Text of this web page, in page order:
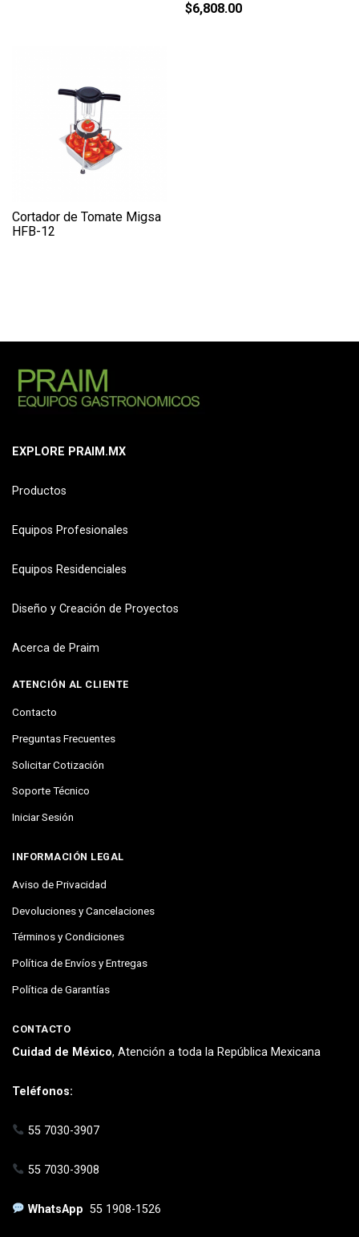
$6,808.00
Cortador de Tomate Migsa
HFB-12
EXPLORE PRAIM.MX
Productos
Equipos Profesionales
Equipos Residenciales
Diseño y Creación de Proyectos
Acerca de Praim
ATENCIÓN AL CLIENTE
Contacto
Preguntas Frecuentes
Solicitar Cotización
Soporte Técnico
Iniciar Sesión
INFORMACIÓN LEGAL
Aviso de Privacidad
Devoluciones y Cancelaciones
Términos y Condiciones
Política de Envíos y Entregas
Política de Garantías
CONTACTO
Cuidad de México, Atención a toda la República Mexicana
Teléfonos:
55 7030-3907
55 7030-3908
WhatsApp55 1908-1526